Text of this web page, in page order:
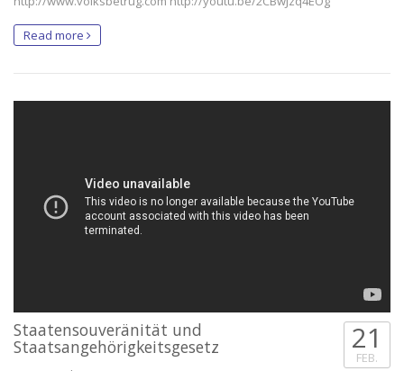
Read more
Staatensouveränität und
Staatsangehörigkeitsgesetz 21
FEB.